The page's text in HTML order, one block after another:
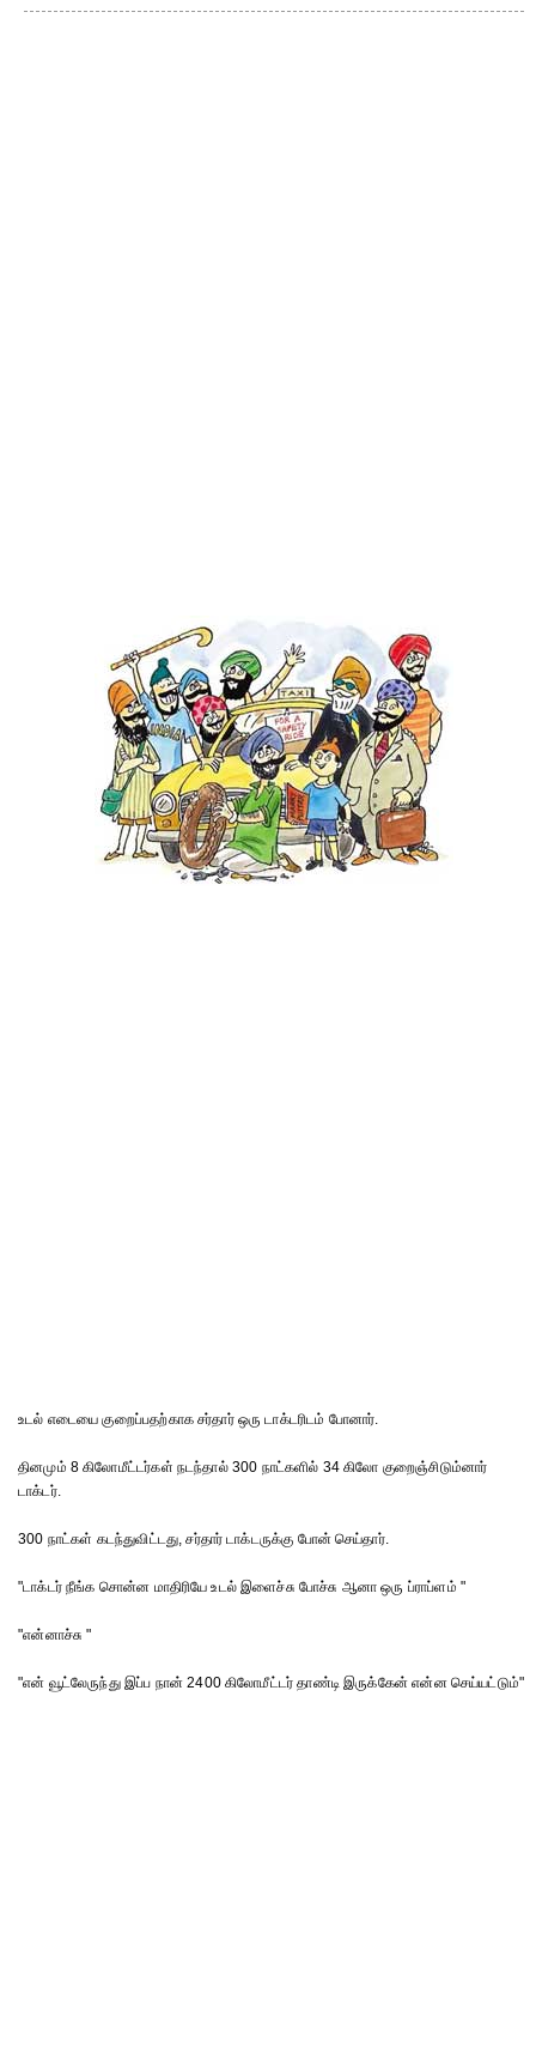
உடல் எடையை குறைப்பதற்காக சர்தார் ஒரு டாக்டரிடம் போனார்.
தினமும் 8 கிலோமீட்டர்கள் நடந்தால் 300 நாட்களில் 34 கிலோ குறைஞ்சிடும்னார்
டாக்டர்.
300 நாட்கள் கடந்துவிட்டது, சர்தார் டாக்டருக்கு போன் செய்தார்.
"டாக்டர் நீங்க சொன்ன மாதிரியே உடல் இளைச்சு போச்சு ஆனா ஒரு ப்ராப்ளம் "
"என்னாச்சு "
"என் வூட்லேருந்து இப்ப நான் 2400 கிலோமீட்டர் தாண்டி இருக்கேன் என்ன செய்யட்டும்"